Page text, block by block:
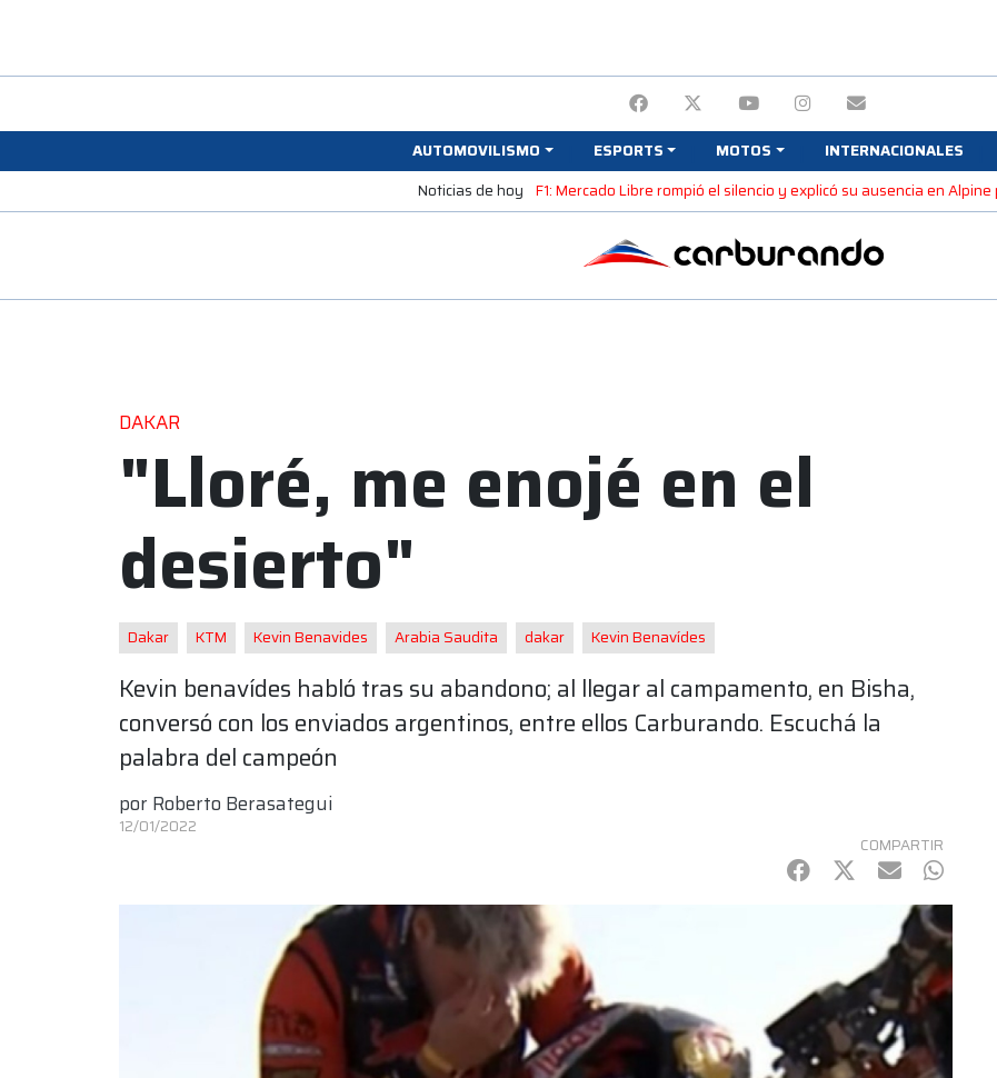
AUTOMOVILISMO ESPORTS MOTOS INTERNACIONALES
Noticias de hoy F1: Mercado Libre rompió el silencio y explicó su ausencia en
DAKAR
"Lloré, me enojé en el
desierto"
Dakar KTM Kevin Benavides Arabia Saudita dakar Kevin Benavídes
Kevin benavídes habló tras su abandono; al llegar al campamento, en Bisha,
conversó con los enviados argentinos, entre ellos Carburando. Escuchá la
palabra del campeón
por Roberto Berasategui
12/01/2022
COMPARTIR
Facebook
Twitter
mail